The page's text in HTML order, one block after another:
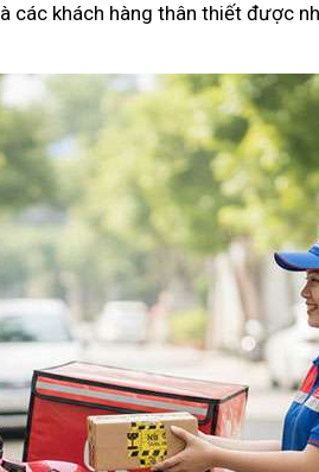
các khách hàng thân thiết được